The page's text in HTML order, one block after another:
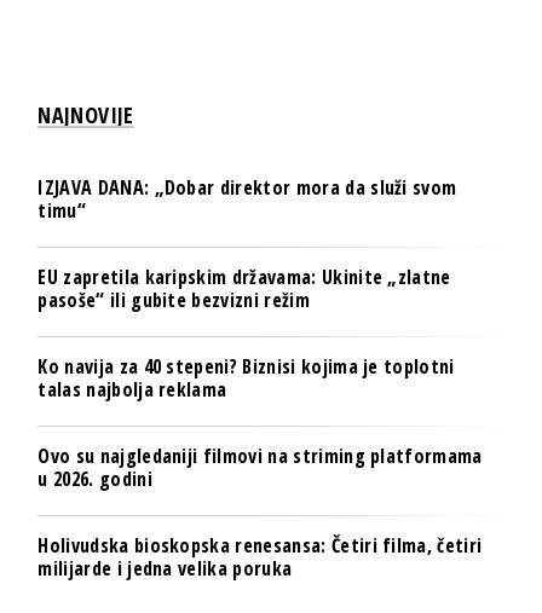
NAJNOVIJE
IZJAVA DANA: „Dobar direktor mora da služi svom
timu“
EU zapretila karipskim državama: Ukinite „zlatne
pasoše“ ili gubite bezvizni režim
Ko navija za 40 stepeni? Biznisi kojima je toplotni
talas najbolja reklama
Ovo su najgledaniji filmovi na striming platformama
u 2026. godini
Holivudska bioskopska renesansa: Četiri filma, četiri
milijarde i jedna velika poruka